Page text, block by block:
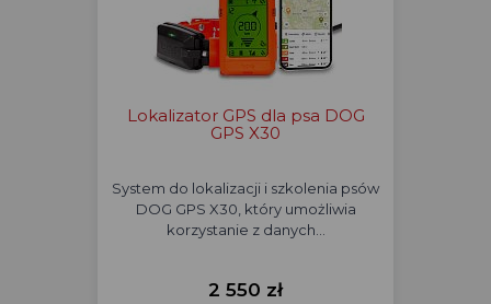
Lokalizator GPS dla psa DOG
GPS X30
System do lokalizacji i szkolenia psów
DOG GPS X30, który umożliwia
korzystanie z danych…
2 550 zł